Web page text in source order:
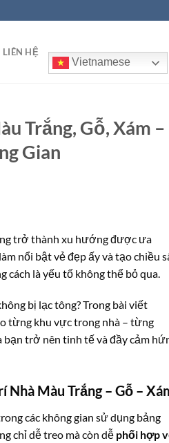
LIÊN HỆ
Vietnamese
Trắng, Gỗ, Xám –
Gian
trở thành xu hướng được ưa
làm nổi bật vẻ đẹp ấy và tạo chiều
cách là yếu tố không thể bỏ qua.
bị lạc tông? Trong bài viết
từng khu vực trong nhà – từng
bạn trở nên tinh tế và đầy cảm
Nhà Màu Trắng – Gỗ –
các không gian sử dụng bảng
chỉ dễ treo mà còn dễ phối hợp